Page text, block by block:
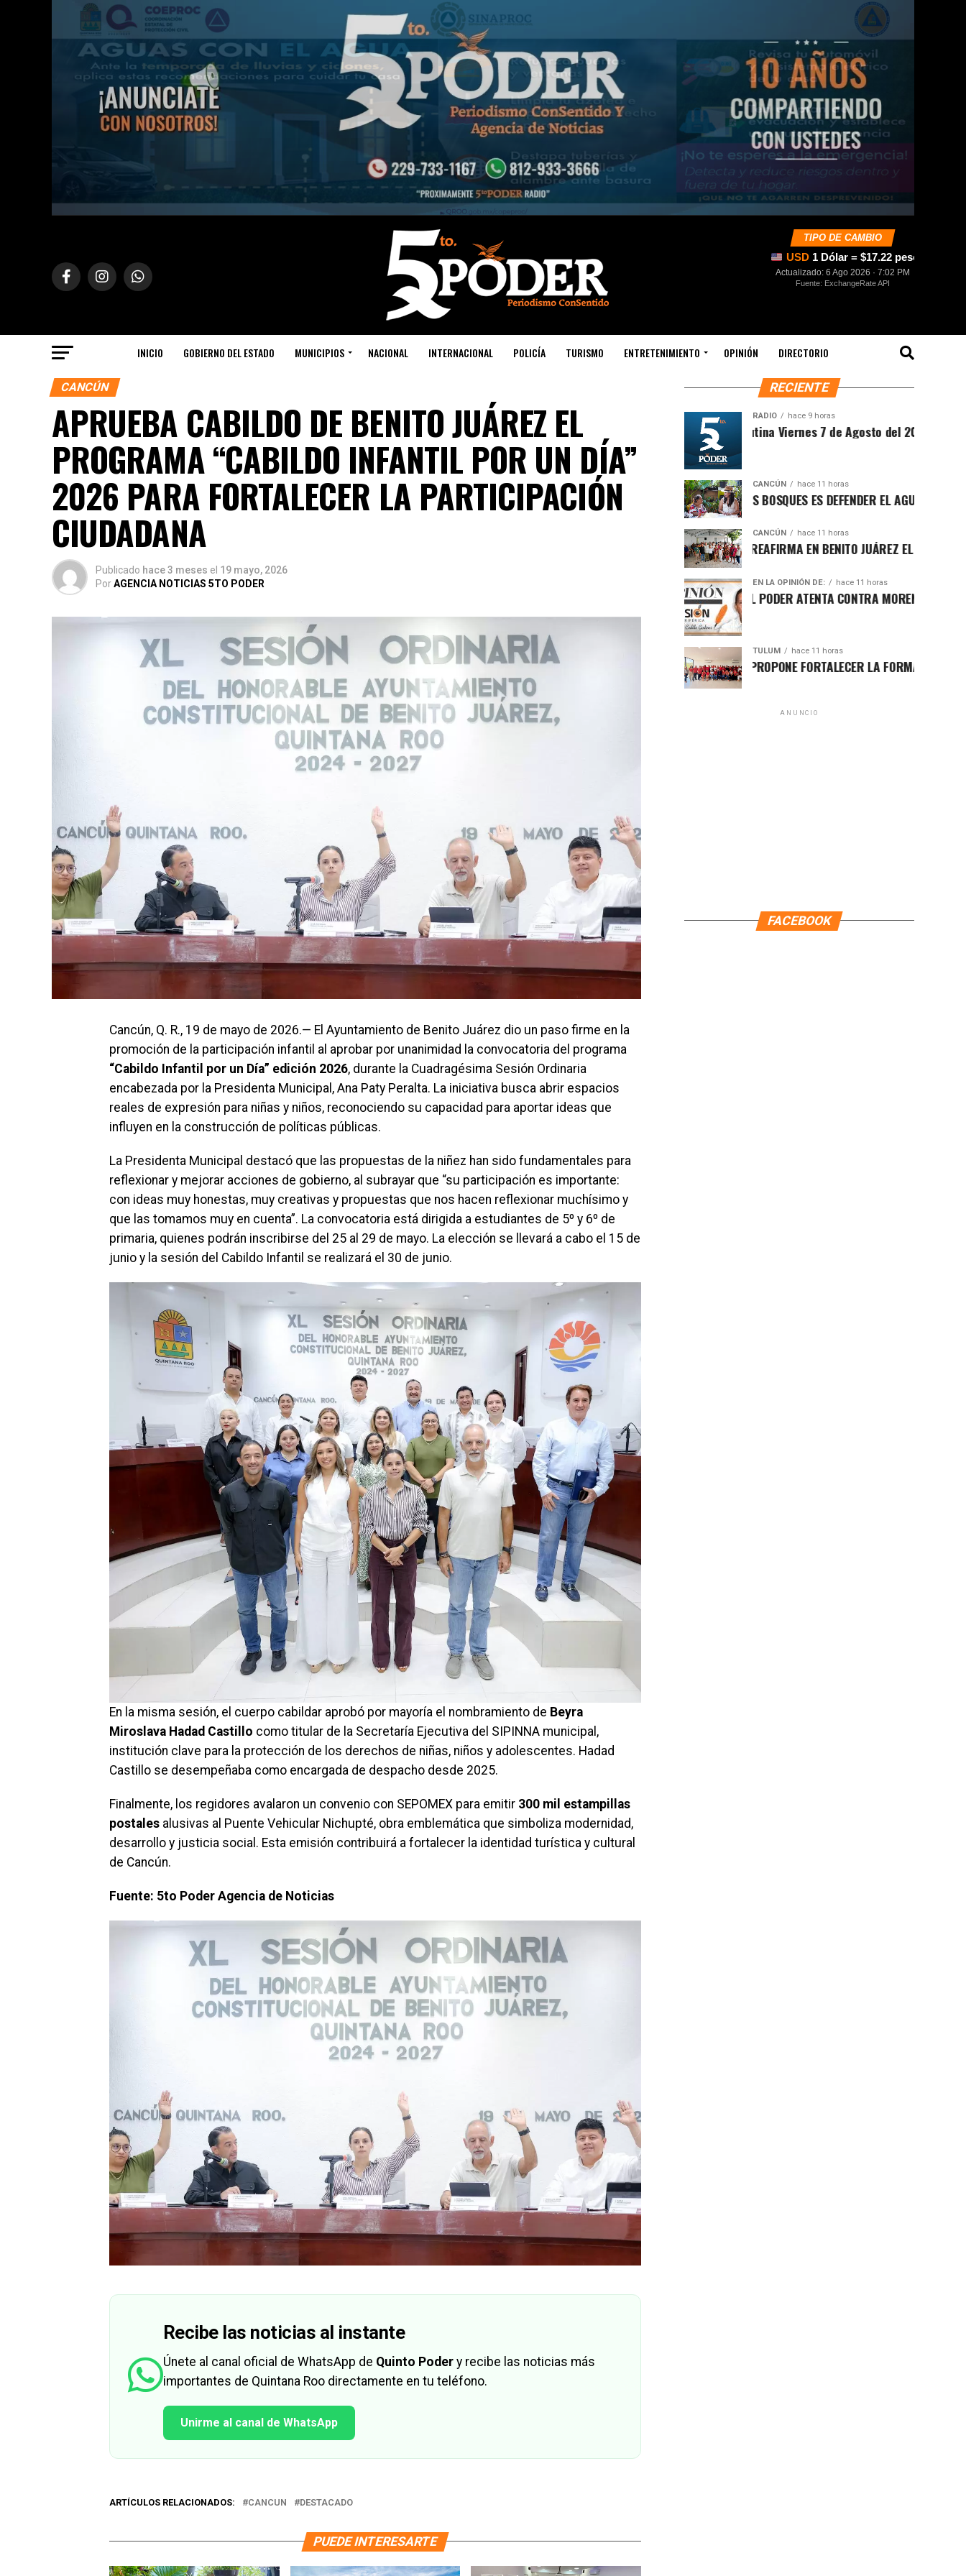
TIPO DE CAMBIO
USD 1 Dólar = $17.22 pesos
Actualizado: 6 Ago 2026 · 7:02 PM
Fuente: ExchangeRate API
INICIO GOBIERNO DEL ESTADO MUNICIPIOS NACIONAL INTERNACIONAL POLICÍA TURISMO ENTRETENIMIENTO OPINIÓN DIRECTORIO
CANCÚN
APRUEBA CABILDO DE BENITO JUÁREZ EL
PROGRAMA “CABILDO INFANTIL POR UN DÍA”
2026 PARA FORTALECER LA PARTICIPACIÓN
CIUDADANA
Publicado hace 3 meses el 19 mayo, 2026
PorAGENCIA NOTICIAS 5TO PODER
Cancún, Q. R., 19 de mayo de 2026.— El Ayuntamiento de Benito Juárez dio un paso firme en la
promoción de la participación infantil al aprobar por unanimidad la convocatoria del programa
“Cabildo Infantil por un Día” edición 2026, durante la Cuadragésima Sesión Ordinaria
encabezada por la Presidenta Municipal, Ana Paty Peralta. La iniciativa busca abrir espacios
reales de expresión para niñas y niños, reconociendo su capacidad para aportar ideas que
influyen en la construcción de políticas públicas.
La Presidenta Municipal destacó que las propuestas de la niñez han sido fundamentales para
reflexionar y mejorar acciones de gobierno, al subrayar que “su participación es importante:
con ideas muy honestas, muy creativas y propuestas que nos hacen reflexionar muchísimo y
que las tomamos muy en cuenta”. La convocatoria está dirigida a estudiantes de 5º y 6º de
primaria, quienes podrán inscribirse del 25 al 29 de mayo. La elección se llevará a cabo el 15 de
junio y la sesión del Cabildo Infantil se realizará el 30 de junio.
En la misma sesión, el cuerpo cabildar aprobó por mayoría el nombramiento de Beyra
Miroslava Hadad Castillo como titular de la Secretaría Ejecutiva del SIPINNA municipal,
institución clave para la protección de los derechos de niñas, niños y adolescentes. Hadad
Castillo se desempeñaba como encargada de despacho desde 2025.
Finalmente, los regidores avalaron un convenio con SEPOMEX para emitir 300 mil estampillas
postales alusivas al Puente Vehicular Nichupté, obra emblemática que simboliza modernidad,
desarrollo y justicia social. Esta emisión contribuirá a fortalecer la identidad turística y cultural
de Cancún.
Fuente: 5to Poder Agencia de Noticias
Recibe las noticias al instante
Únete al canal oficial de WhatsApp de Quinto Poder y recibe las noticias más
importantes de Quintana Roo directamente en tu teléfono.
Unirme al canal de WhatsApp
ARTÍCULOS RELACIONADOS: CANCUN DESTACADO
PUEDE INTERESARTE
RECIENTE
RADIO hace 9 horas
Sintesis Matutina Viernes 7 de Agosto del 2026
CANCÚN hace 11 horas
PROTEGER LOS BOSQUES ES DEFENDER EL AGUA Y EL FUTURO
CANCÚN hace 11 horas
RAFA MARÍN REAFIRMA EN BENITO JUÁREZ EL LLAMADO A
EN LA OPINIÓN DE: hace 11 horas
LUCHA POR EL PODER ATENTA CONTRA MORENA EN Q.ROO
TULUM hace 11 horas
HUGO ALDAY PROPONE FORTALECER LA FORMACIÓN
ANUNCIO
FACEBOOK